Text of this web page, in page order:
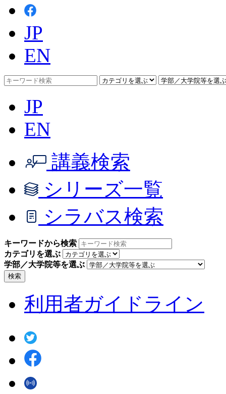
JP
EN
JP
EN
講義検索
シリーズ一覧
シラバス検索
キーワードから検索
カテゴリを選ぶ
学部／大学院等を選ぶ
検索
利用者ガイドライン